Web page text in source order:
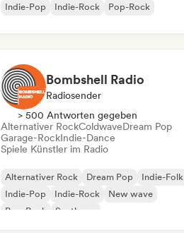
Indie-Pop
Indie-Rock Pop-Rock
Bombshell Radio
Radiosender
> 500 Antworten gegeben
Alternativer RockColdwaveDream Pop
Garage-RockIndie-Dance
Spiele Künstler im Radio
Alternativer Rock Dream Pop
Indie-Folk
Indie-Pop
Indie-Rock
New wave
Pop-Rock
Synthpop